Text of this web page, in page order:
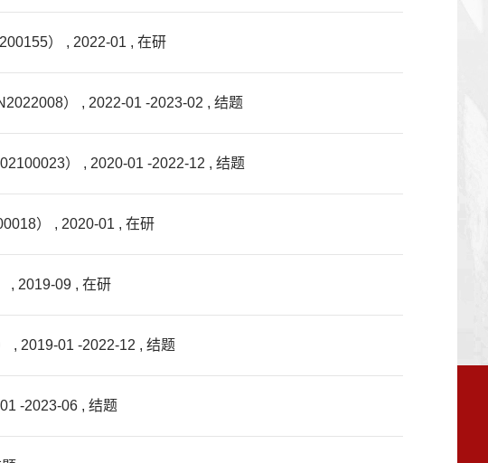
） , 2022-01 , 在研
） , 2022-01 -2023-02 , 结题
） , 2020-01 -2022-12 , 结题
） , 2020-01 , 在研
, 2019-09 , 在研
, 2019-01 -2022-12 , 结题
-2023-06 , 结题